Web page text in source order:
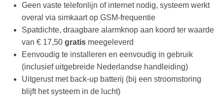
Geen vaste telefonlijn of internet nodig, systeem werkt
overal via simkaart op GSM-frequentie
Spatdichte, draagbare alarmknop aan koord ter waarde
van € 17,50 gratis meegeleverd
Eenvoudig te installeren en eenvoudig in gebruik
(inclusief uitgebreide Nederlandse handleiding)
Uitgerust met back-up batterij (bij een stroomstoring
blijft het systeem in de lucht)